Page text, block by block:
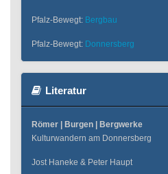
Pfalz-Bewegt: Bergbau
Pfalz-Bewegt: Donnersberg
Literatur
Römer | Burgen | Bergwerke
Kulturwandern am Donnersberg
Jost Haneke & Peter Haupt